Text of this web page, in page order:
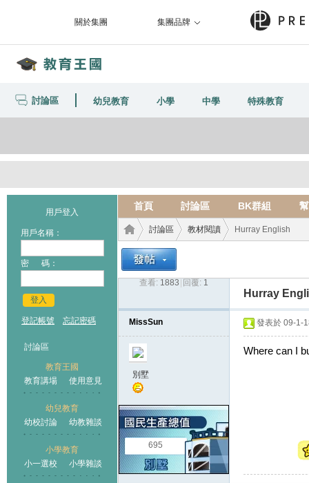
關於集團 集團品牌
討論區 幼兒教育 小學 中學 特殊教育
用戶登入
用戶名稱：
密 碼：
登入
登記帳號 忘記密碼
討論區
教育王國
教育講場
使用意見
幼兒教育
幼校討論
幼教雜談
小學教育
小一選校
小學雜談
首頁 討論區 BK群組
王國
討論區
›
教材閱讀 Hurray English
查看: 1883 回覆: 1
Hurray
MissSun
別墅
695
發表於 09-1-
Where can I